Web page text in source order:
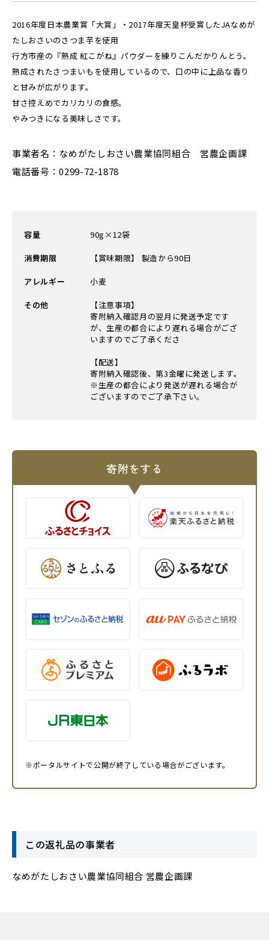
2016年度日本農業賞「大賞」・2017年度天皇杯受賞したJAなめが
たしおさいのさつま芋を使用
行方市産の『熟成 紅こがね』パウダーを練りこんだかりんとう。
熟成されたさつまいもを使用しているので、口の中に上品な香り
と甘みが広がります。
甘さ控えめでカリカリの食感。
やみつきになる美味しさです。
事業者名：なめがたしおさい農業協同組合 営農企画課
電話番号：0299-72-1878
容量 90g×12袋
消費期限 【賞味期限】 製造から90日
アレルギー 小麦
その他
【注意事項】
寄附納入確認月の翌月に発送予定です
が、生産の都合により遅れる場合がござ
いますのでご了承くださ
【配送】
寄附納入確認後、第3金曜に発送します。
※生産の都合により発送が遅れる場合が
ございますのでご了承下さい。
寄附をする
※ポータルサイトで公開が終了している場合がございます。
この返礼品の事業者
なめがたしおさい農業協同組合 営農企画課